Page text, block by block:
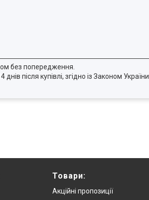
без попередження.
після купівлі, згідно із Законом України
Товари:
Акційні пропозиції